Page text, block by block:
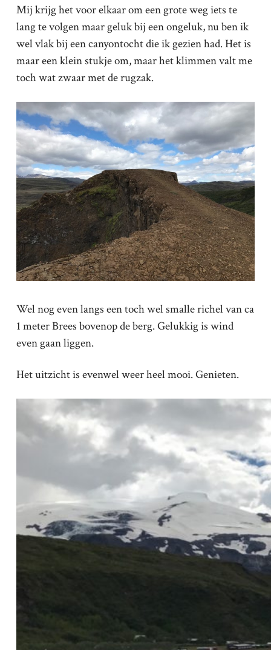
Mij krijg het voor elkaar om een grote weg iets te
lang te volgen maar geluk bij een ongeluk, nu ben ik
wel vlak bij een canyontocht die ik gezien had. Het is
maar een klein stukje om, maar het klimmen valt me
toch wat zwaar met de rugzak.
Wel nog even langs een toch wel smalle richel van ca
1 meter Brees bovenop de berg. Gelukkig is wind
even gaan liggen.
Het uitzicht is evenwel weer heel mooi. Genieten.